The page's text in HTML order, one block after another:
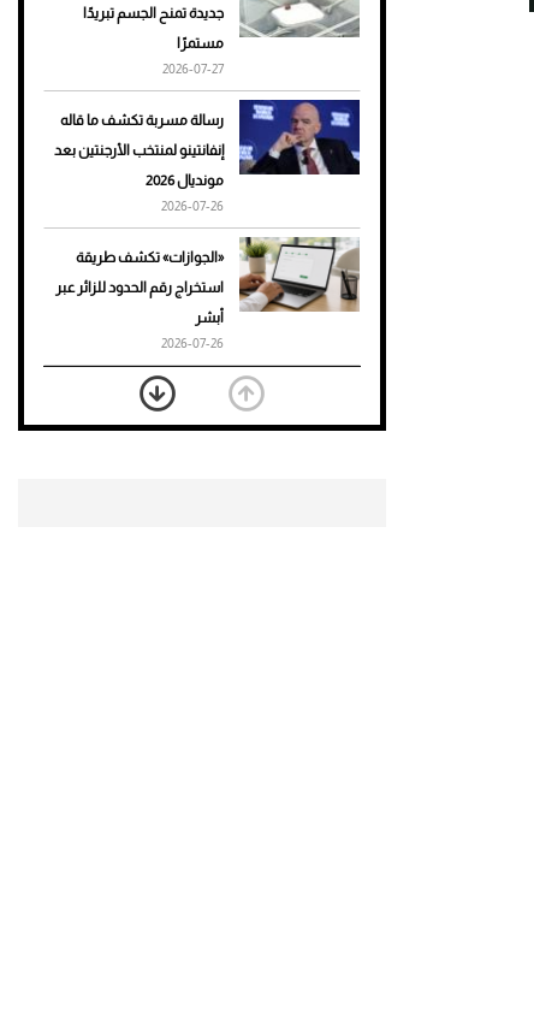
لإطلالة جريئة وعصرية
للرجال
جديدة تمنح الجسم تبريدًا
مستمرًا
2026-07-27
رسالة مسربة تكشف ما قاله
إنفانتينو لمنتخب الأرجنتين بعد
مونديال 2026
2026-07-26
«الجوازات» تكشف طريقة
استخراج رقم الحدود للزائر عبر
أبشر
2026-07-26
بعد 7 أشهر من تعرضه لحادث
مروع.. جوشوا يفوز على برينغا